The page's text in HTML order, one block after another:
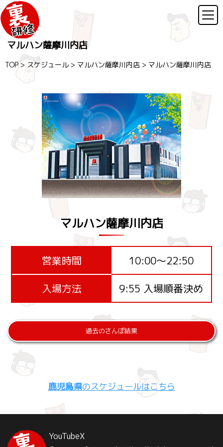
マルハン薩摩川内店
TOP > スケジュール > マルハン薩摩川内店 > マルハン薩摩川内店
マルハン薩摩川内店
営業時間
10:00〜22:50
入場方法
9:55 入場順番決め
過去のさんぽ結果
鹿児島県のスケジュールはこちら
YouTubeX